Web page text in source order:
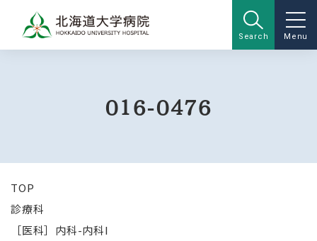
Search Menu
016-0476
TOP
診療科
［医科］内科-内科I